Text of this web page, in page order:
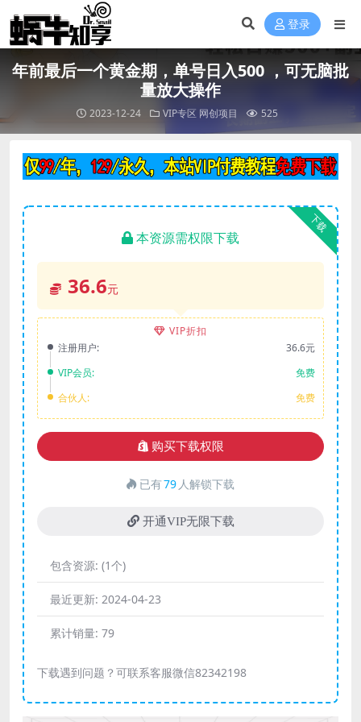
登录
年前最后一个黄金期，单号日入500 ，可无脑批
量放大操作
2023-12-24 VIP专区 网创项目 525
下载
本资源需权限下载
36.6元
VIP折扣
注册用户:
36.6元
VIP会员:
免费
合伙人:
免费
购买下载权限
已有79 人解锁下载
开通VIP无限下载
包含资源: (1个)
最近更新: 2024-04-23
累计销量: 79
下载遇到问题？可联系客服微信82342198